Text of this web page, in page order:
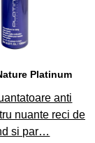
36
Platinum
anti
nuante reci de
si par…